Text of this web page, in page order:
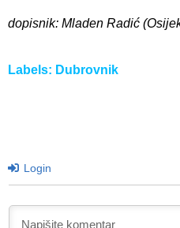
dopisnik: Mladen Radić
Labels: Dubrovnik
Login